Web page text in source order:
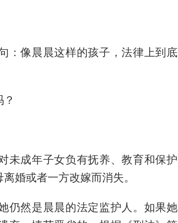
：像晨晨这样的孩子，法律上到底
未成年子女负有抚养、教育和保护
婚或者一方改嫁而消失。
仍然是晨晨的法定监护人。如果她